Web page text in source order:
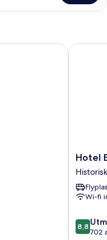
Hotel
Europa
Historisk
senter
Hotel
Wi-fi
8.8
av
8,8
702
Hotel